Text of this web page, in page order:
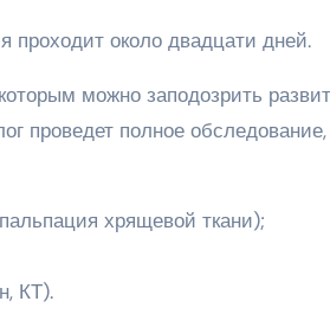
проходит около двадцати дней.
можно заподозрить
проведет полное обследование,
хрящевой ткани);
КТ).